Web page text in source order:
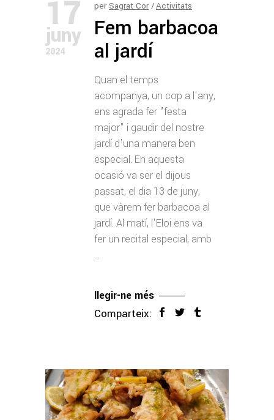
17
juny
2024
perSagrat Cor Activitats
Fem barbacoa
al jardí
Quan el temps
acompanya, un cop a l'any,
ens agrada fer "festa
major" i gaudir del nostre
jardí d'una manera ben
especial. En aquesta
ocasió va ser el dijous
passat, el dia 13 de juny,
que vàrem fer barbacoa al
jardí. Al matí, l'Eloi ens va
fer un recital especial, amb
llegir-ne més
Comparteix: